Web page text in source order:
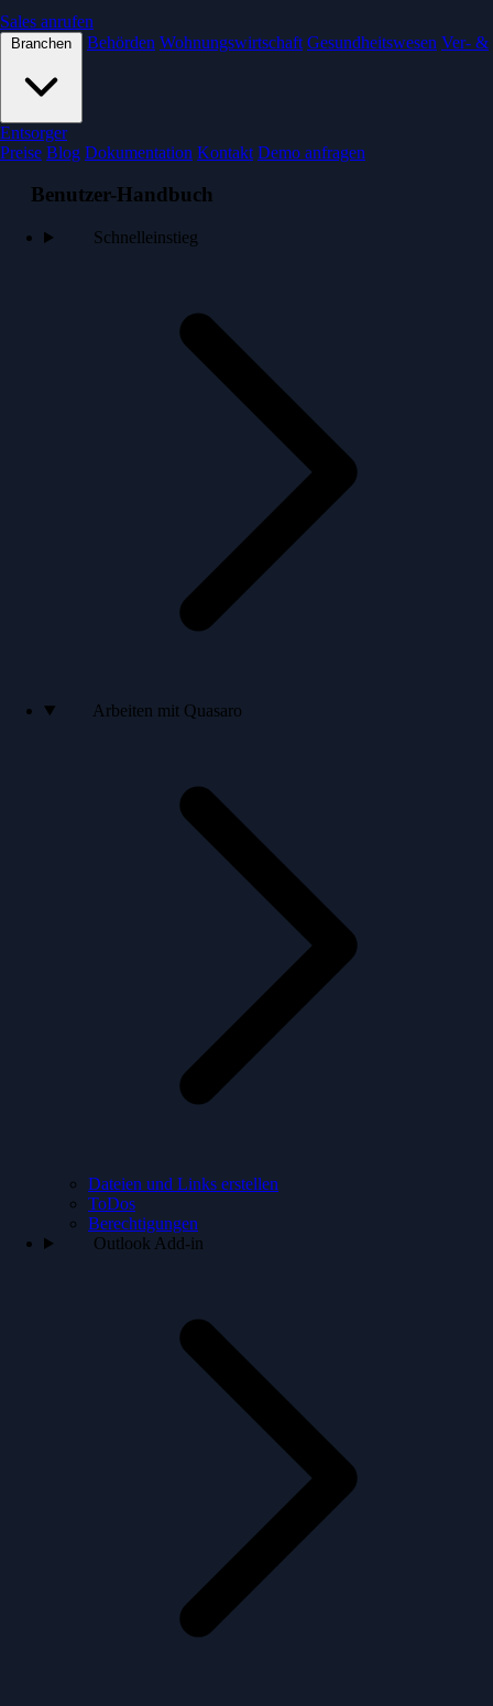
Sales anrufen
Behörden Wohnungswirtschaft Gesundheitswesen Ver- &
Entsorger
Preise Blog Dokumentation Kontakt Demo anfragen
Benutzer-Handbuch
Schnelleinstieg
Arbeiten mit Quasaro
Dateien und Links erstellen
ToDos
Berechtigungen
Outlook Add-in